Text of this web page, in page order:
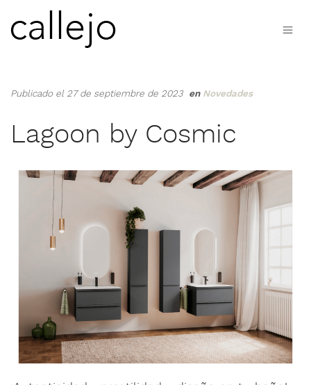
Publicado el 27 de septiembre de 2023 en Novedades
Lagoon by Cosmic